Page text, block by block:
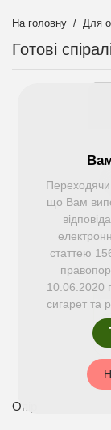
На головну Для
Готові
Опір
Переходячи
що Вам
статтею
10.06.2020
сигарет та